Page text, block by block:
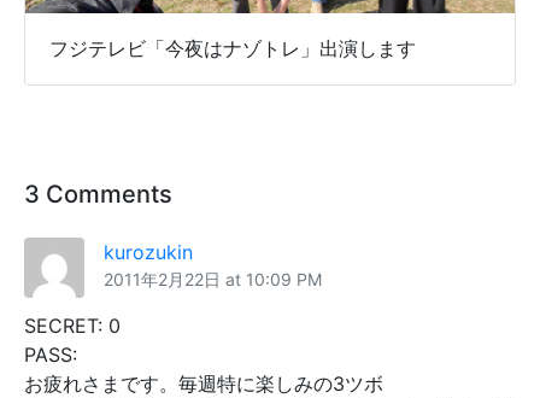
フジテレビ「今夜はナゾトレ」出演します
3 Comments
kurozukin
2011年2月22日 at 10:09 PM
SECRET: 0
PASS:
お疲れさまです。毎週特に楽しみの3ツボ